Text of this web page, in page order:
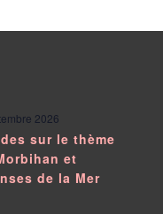
2026
sur le thème
et
de la Mer